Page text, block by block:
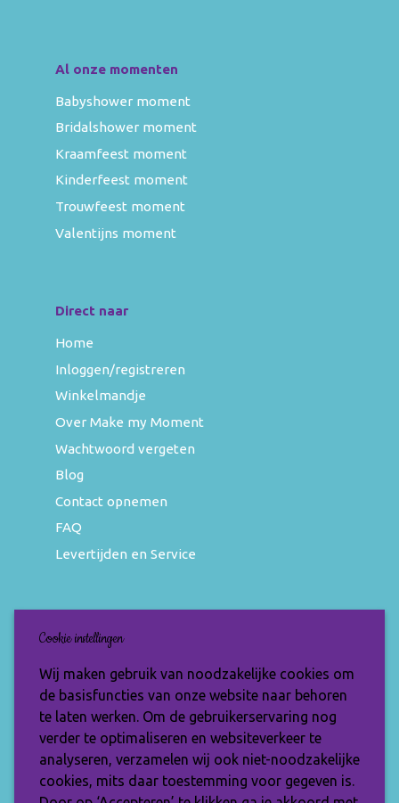
Al onze momenten
Babyshower moment
Bridalshower moment
Kraamfeest moment
Kinderfeest moment
Trouwfeest moment
Valentijns moment
Direct naar
Home
Inloggen/registreren
Winkelmandje
Over Make my Moment
Wachtwoord vergeten
Blog
Contact opnemen
FAQ
Levertijden en Service
Nieuwsbrief
Wil jij op de hoogte blijven van de nieuwste
items en speciale aanbiedingen? Vul je e-
mailadres dan in en ontvang de Make My
Moment nieuwsbrief.
Cookie instellingen
Wij maken gebruik van noodzakelijke cookies om
de basisfuncties van onze website naar behoren
te laten werken. Om de gebruikerservaring nog
verder te optimaliseren en websiteverkeer te
analyseren, verzamelen wij ook niet-noodzakelijke
cookies, mits daar toestemming voor gegeven is.